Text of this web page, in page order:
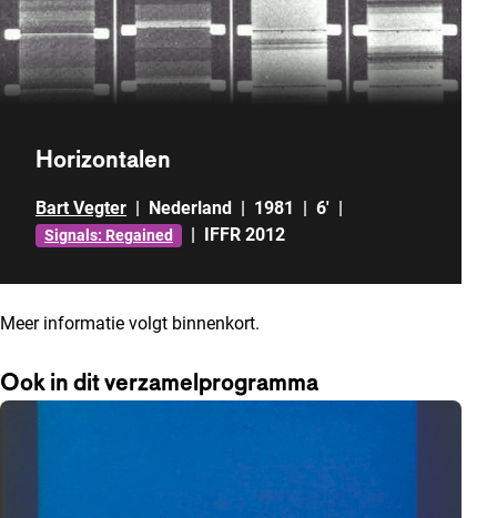
Horizontalen
Bart Vegter | Nederland | 1981 | 6' |
Signals: Regained | IFFR 2012
Meer informatie volgt binnenkort.
Ook in dit verzamelprogramma